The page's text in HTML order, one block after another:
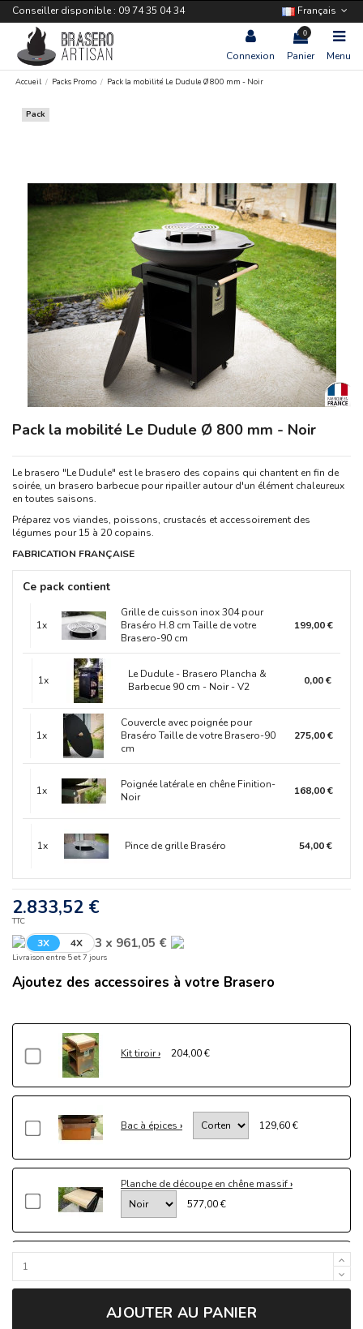
Conseiller disponible : 09 74 35 04 34 Français
Connexion
0
Panier Menu
Accueil Packs Promo Pack la mobilité Le Dudule Ø 800 mm - Noir
Pack
Pack la mobilité Le Dudule Ø 800 mm - Noir
Le brasero "Le Dudule" est le brasero des copains qui chantent en fin de
soirée, un brasero barbecue pour ripailler autour d'un élément chaleureux
en toutes saisons.
Préparez vos viandes, poissons, crustacés et accessoirement des
légumes pour 15 à 20 copains.
FABRICATION FRANÇAISE
Ce pack contient
1x
Grille de cuisson inox 304 pour
Braséro H.8 cm Taille de votre
Brasero-90 cm
199,00 €
1x
Le Dudule - Brasero Plancha &
Barbecue 90 cm - Noir - V2
0,00 €
1x
Couvercle avec poignée pour
Braséro Taille de votre Brasero-90
cm
275,00 €
1x
Poignée latérale en chêne Finition-
Noir
168,00 €
1x Pince de grille Braséro 54,00 €
2.833,52 €
TTC
3X 4X 3 x 961,05 €
Livraison entre 5 et 7 jours
Ajoutez des accessoires à votre Brasero
Kit tiroir 204,00 €
Bac à épices 129,60 €
Planche de découpe en chêne massif
577,00 €
AJOUTER AU PANIER